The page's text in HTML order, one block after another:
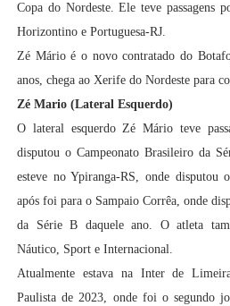
Copa do Nordeste. Ele teve passagens
Horizontino e Portuguesa-RJ.
Zé Mário é o novo contratado do
anos, chega ao Xerife do Nordeste para
Zé Mario (Lateral Esquerdo)
O lateral esquerdo Zé Mário teve
disputou o Campeonato Brasileiro da
esteve no Ypiranga-RS, onde disputou
após foi para o Sampaio Corrêa, onde
da Série B daquele ano. O atleta
Náutico, Sport e Internacional.
Atualmente estava na Inter de
Paulista de 2023, onde foi o segundo